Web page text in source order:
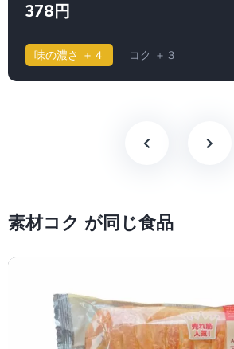
378円
味の濃さ ＋４ コク ＋３
素材コク が同じ食品